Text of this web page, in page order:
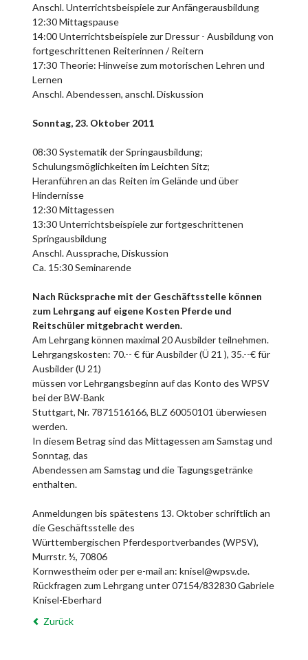
Anschl. Unterrichtsbeispiele zur Anfängerausbildung
12:30 Mittagspause
14:00 Unterrichtsbeispiele zur Dressur - Ausbildung von
fortgeschrittenen Reiterinnen / Reitern
17:30 Theorie: Hinweise zum motorischen Lehren und
Lernen
Anschl. Abendessen, anschl. Diskussion
Sonntag, 23. Oktober 2011
08:30 Systematik der Springausbildung;
Schulungsmöglichkeiten im Leichten Sitz;
Heranführen an das Reiten im Gelände und über
Hindernisse
12:30 Mittagessen
13:30 Unterrichtsbeispiele zur fortgeschrittenen
Springausbildung
Anschl. Aussprache, Diskussion
Ca. 15:30 Seminarende
Nach Rücksprache mit der Geschäftsstelle können
zum Lehrgang auf eigene Kosten Pferde und
Reitschüler mitgebracht werden.
Am Lehrgang können maximal 20 Ausbilder teilnehmen.
Lehrgangskosten: 70.-- € für Ausbilder (Ü 21 ), 35.--€ für
Ausbilder (U 21)
müssen vor Lehrgangsbeginn auf das Konto des WPSV
bei der BW-Bank
Stuttgart, Nr. 7871516166, BLZ 60050101 überwiesen
werden.
In diesem Betrag sind das Mittagessen am Samstag und
Sonntag, das
Abendessen am Samstag und die Tagungsgetränke
enthalten.
Anmeldungen bis spätestens 13. Oktober schriftlich an
die Geschäftsstelle des
Württembergischen Pferdesportverbandes (WPSV),
Murrstr. ½, 70806
Kornwestheim oder per e-mail an: knisel@wpsv.de.
Rückfragen zum Lehrgang unter 07154/832830 Gabriele
Knisel-Eberhard
Zurück